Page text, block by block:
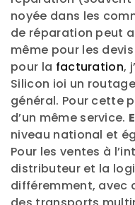
noyée dans les
de réparation peut
même pour les
pour la facturation,
Silicon ioi un
général. Pour cette
d’un même service.
niveau national et
Pour les ventes à
distributeur et la
différemment, avec